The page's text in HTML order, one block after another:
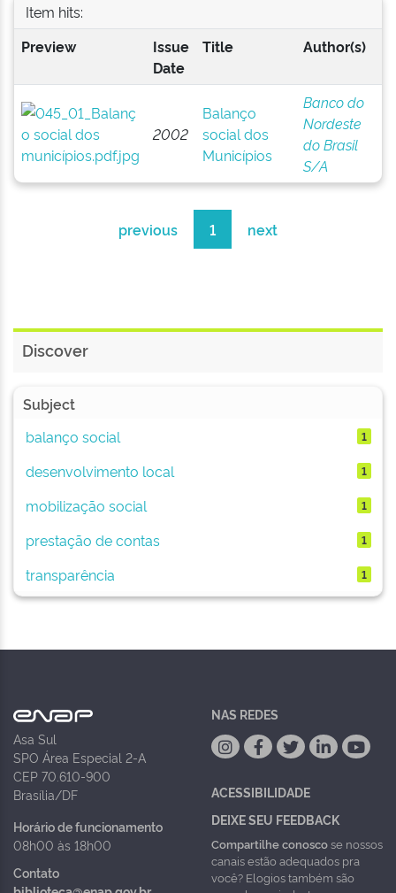
Item hits:
Preview
Issue
Date
Title Author(s)
2002
Balanço
social dos
Municípios
Banco do
Nordeste
do Brasil
S/A
previous 1 next
Discover
Subject
balanço social
1
desenvolvimento local 1
mobilização social 1
prestação de contas 1
transparência 1
Asa Sul
SPO Área Especial 2-A
CEP 70.610-900
Brasília/DF
Horário de funcionamento
08h00 às 18h00
Contato
NAS REDES
ACESSIBILIDADE
DEIXE SEU FEEDBACK
Compartilhe conoscose nossos
canais estão adequados pra
você? Elogios também são